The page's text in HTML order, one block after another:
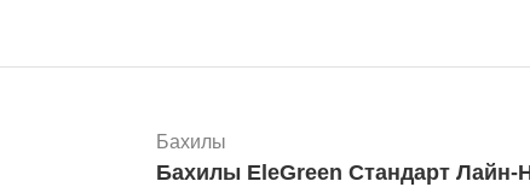
Бахилы
Бахилы EleGreen Стандарт Лайн-Н №50/4000 (1,8